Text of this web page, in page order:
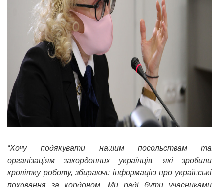
“Хочу подякувати нашим посольствам та
організаціям закордонних українців, які зробили
кропітку роботу, збираючи інформацію про українські
поховання за кордоном. Ми раді бути учасниками